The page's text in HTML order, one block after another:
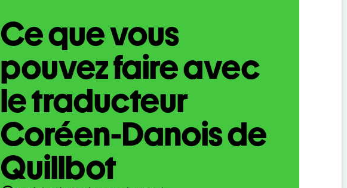
Ce que vous
pouvez faire avec
le traducteur
Coréen-Danois de
Quillbot